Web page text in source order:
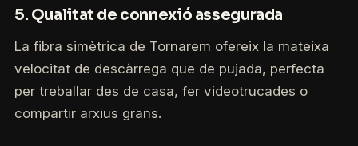
5. Qualitat de connexió assegurada
La fibra simètrica de Tornarem ofereix la mateixa
velocitat de descàrrega que de pujada, perfecta
per treballar des de casa, fer videotrucades o
compartir arxius grans.